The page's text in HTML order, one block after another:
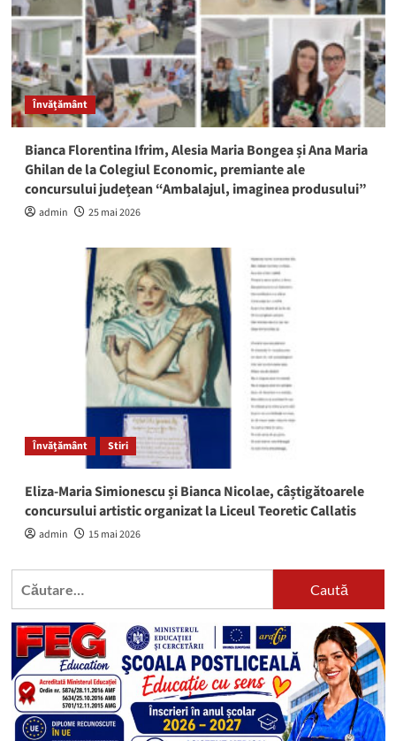
Învățământ
Bianca Florentina Ifrim, Alesia Maria Bongea și Ana Maria
Ghilan de la Colegiul Economic, premiante ale
concursului județean “Ambalajul, imaginea produsului”
admin 25 mai 2026
Învățământ Stiri
Eliza-Maria Simionescu și Bianca Nicolae, câștigătoarele
concursului artistic organizat la Liceul Teoretic Callatis
admin 15 mai 2026
Caută